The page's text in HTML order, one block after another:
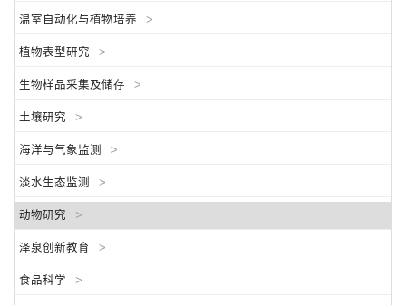
温室自动化与植物培养 >
植物表型研究 >
生物样品采集及储存 >
土壤研究 >
海洋与气象监测 >
淡水生态监测 >
动物研究 >
泽泉创新教育 >
食品科学 >